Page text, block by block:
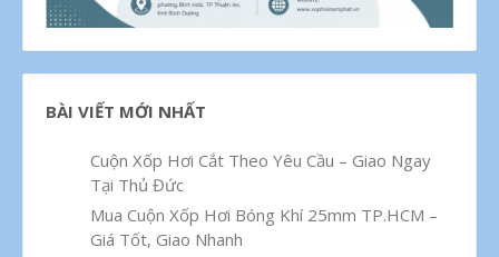
BÀI VIẾT MỚI NHẤT
Cuộn Xốp Hơi Cắt Theo Yêu Cầu – Giao Ngay
Tại Thủ Đức
Mua Cuộn Xốp Hơi Bóng Khí 25mm TP.HCM –
Giá Tốt, Giao Nhanh